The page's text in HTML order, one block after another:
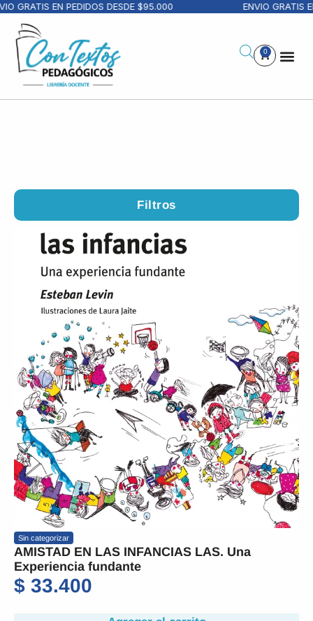
EN PEDIDOS DESDE $95.000 ENVIO GRATIS EN
0
Filtros
Sin categorizar
AMISTAD EN LAS INFANCIAS LAS. Una
Experiencia fundante
$ 33.400